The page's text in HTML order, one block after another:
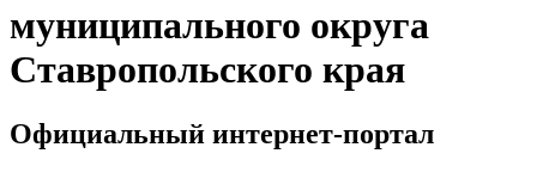
муниципального округа
Ставропольского края
Официальный интернет-портал